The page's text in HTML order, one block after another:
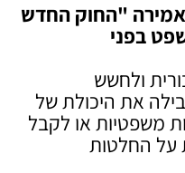
"החוק החדש
בפני
ולחשש
את היכולת של
משפטיות או לקבל
על החלטות